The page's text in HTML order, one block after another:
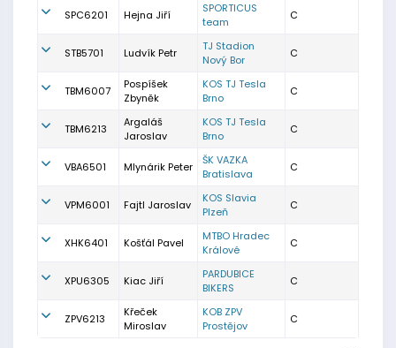
SPC6201 Hejna Jiří
SPORTICUS
team
C
STB5701 Ludvík Petr
TJ Stadion
Nový Bor
C
TBM6007
Pospíšek
Zbyněk
KOS TJ Tesla
Brno
C
TBM6213
Argaláš
Jaroslav
KOS TJ Tesla
Brno
C
VBA6501 Mlynárik Peter
ŠK VAZKA
Bratislava
C
VPM6001 Fajtl Jaroslav
KOS Slavia
Plzeň
C
XHK6401 Košťál Pavel
MTBO Hradec
Králové
C
XPU6305 Kiac Jiří
PARDUBICE
BIKERS
C
ZPV6213
Křeček
Miroslav
KOB ZPV
Prostějov
C